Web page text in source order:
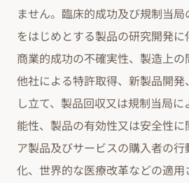
ません。臨床的成功及び規制当
をはじめとする製品の研究開発に
商業的成功の不確実性、製造上
他社による特許取得、新製品開
し立て、製品回収又は規制当局
能性、製品の有効性又は安全性
ア製品及びサービスの購入者の
化、世界的な医療改革などの適